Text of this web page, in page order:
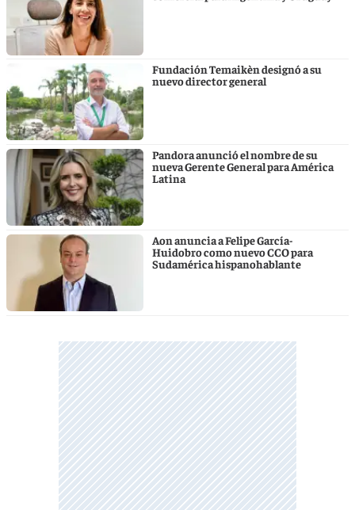
Fundación Temaikèn designó a su
nuevo director general
Pandora anunció el nombre de su
nueva Gerente General para América
Latina
Aon anuncia a Felipe García-
Huidobro como nuevo CCO para
Sudamérica hispanohablante